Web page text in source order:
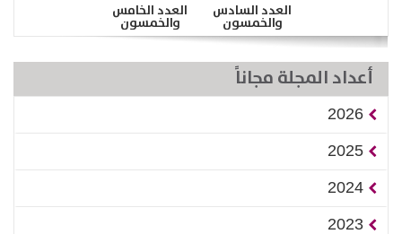
العدد السادس
والخمسون
العدد الخامس
والخمسون
أعداد المجلة مجاناً
2026
2025
2024
2023